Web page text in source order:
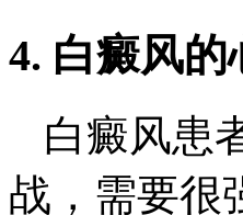
4. 白癜风的
白癜风患
战，需要很